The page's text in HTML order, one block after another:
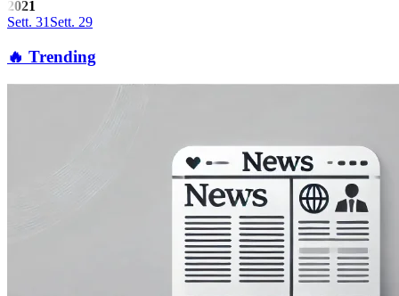
2021
Sett. 31 Sett. 29
🔥 Trending